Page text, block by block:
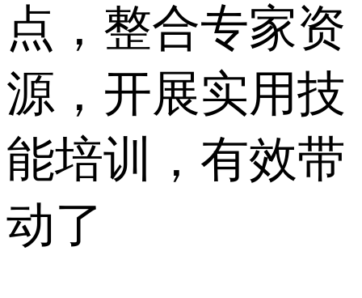
点，整合专家资
源，开展实用技
能培训，有效带
动了